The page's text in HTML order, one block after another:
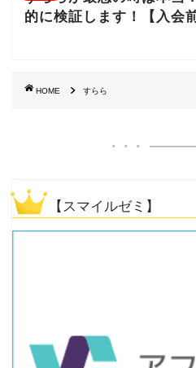
的に検証します！【入会
HOME すらら
【スマイルゼミ】